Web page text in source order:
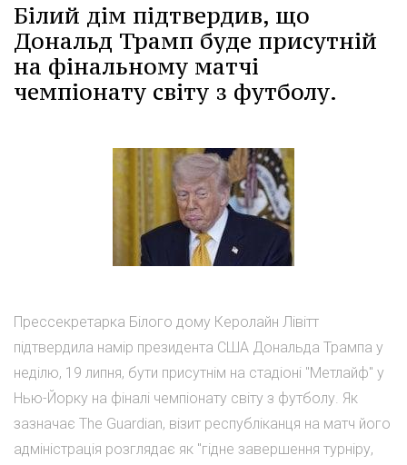
Білий дім підтвердив, що
Дональд Трамп буде присутній
на фінальному матчі
чемпіонату світу з футболу.
Прессекретарка Білого дому Керолайн Лівітт
підтвердила намір президента США Дональда Трампа у
неділю, 19 липня, бути присутнім на стадіоні "Метлайф" у
Нью-Йорку на фіналі чемпіонату світу з футболу. Як
зазначає The Guardian, візит республіканця на матч його
адміністрація розглядає як "гідне завершення турніру,